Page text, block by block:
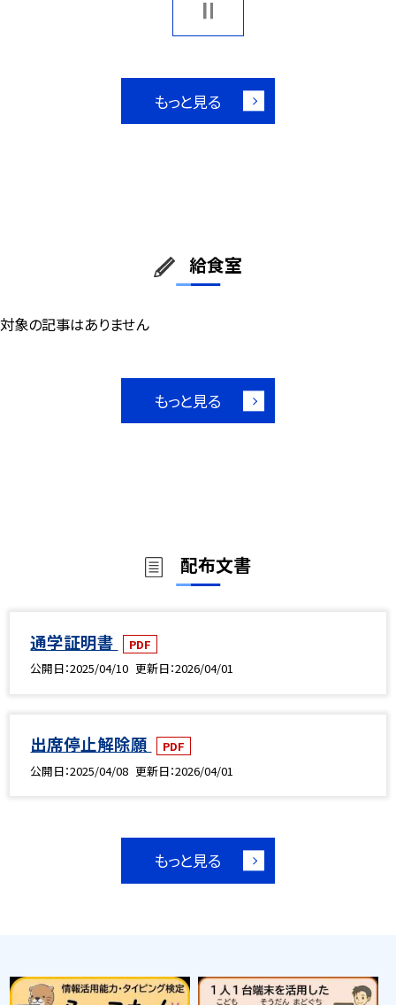
もっと見る
給食室
対象の記事はありません
もっと見る
配布文書
通学証明書
PDF
公開日 2025/04/10 更新日 2026/04/01
出席停止解除願
PDF
公開日 2025/04/08 更新日 2026/04/01
もっと見る